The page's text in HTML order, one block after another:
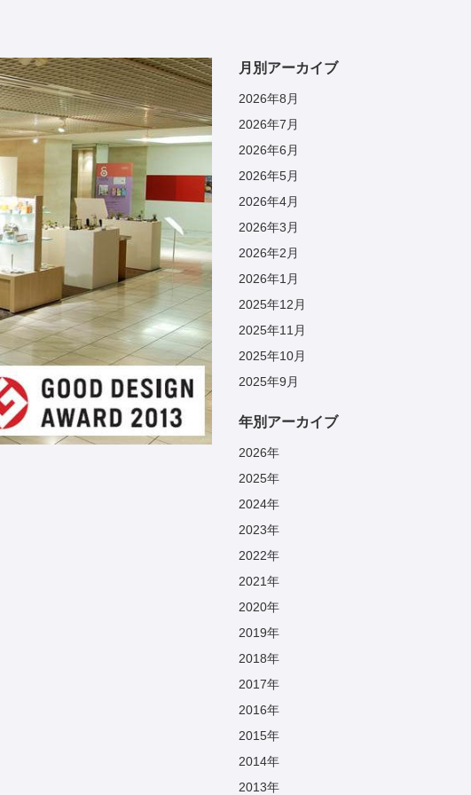
月別アーカイブ
2026年8月
2026年7月
2026年6月
2026年5月
2026年4月
2026年3月
2026年2月
2026年1月
2025年12月
2025年11月
2025年10月
2025年9月
年別アーカイブ
2026年
2025年
2024年
2023年
2022年
2021年
2020年
2019年
2018年
2017年
2016年
2015年
2014年
2013年